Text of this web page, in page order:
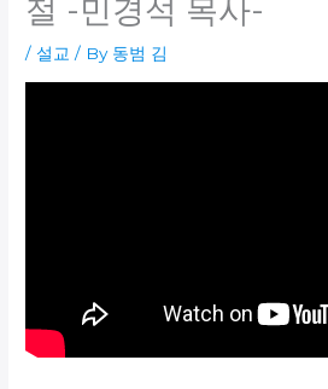
절 -민경석 목사-
/설교 / By 동범 김